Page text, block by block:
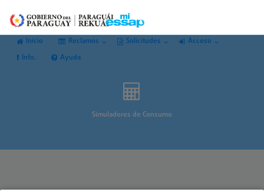
Inicio Reclamos Solicitudes
Acceso
Info.
Ayuda
Simuladores de Consumo